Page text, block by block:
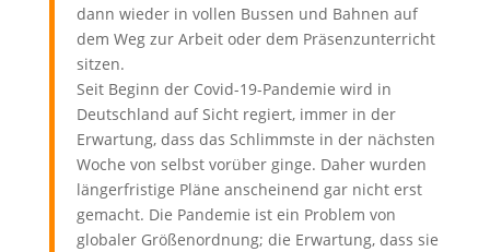
dann wieder in vollen Bussen und Bahnen auf
dem Weg zur Arbeit oder dem Präsenzunterricht
sitzen.
Seit Beginn der Covid-19-Pandemie wird in
Deutschland auf Sicht regiert, immer in der
Erwartung, dass das Schlimmste in der nächsten
Woche von selbst vorüber ginge. Daher wurden
längerfristige Pläne anscheinend gar nicht erst
gemacht. Die Pandemie ist ein Problem von
globaler Größenordnung; die Erwartung, dass sie